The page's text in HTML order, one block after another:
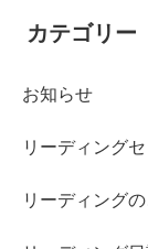
カテゴリー
お知らせ
リーディング
リーディング